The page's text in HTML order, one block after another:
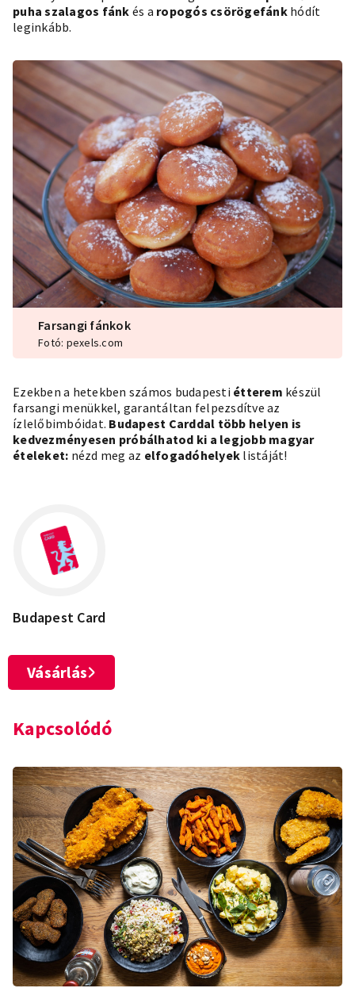
puha szalagos fánk és a ropogós csörögefánkhódít
leginkább.
Farsangi fánkok
Fotó: pexels.com
Ezekben a hetekben számos budapesti étterem készül
farsangi menükkel, garantáltan felpezsdítve az
ízlelőbimbóidat. Budapest Carddal több helyen is
kedvezményesen próbálhatod ki a legjobb magyar
ételeket: nézd meg az elfogadóhelyek listáját!
Budapest Card
Vásárlás
Kapcsolódó